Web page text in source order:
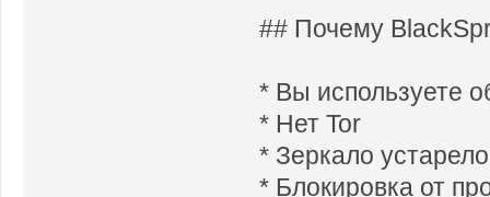
## Почему
* Вы используете
* Нет Tor
* Зеркало устарело
* Блокировка от